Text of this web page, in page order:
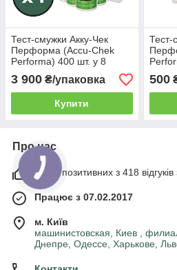
Тест-смужки Акку-Чек
Перформа (Accu-Chek
Performa) 400 шт. у 8
пакованні
3 900 ₴/упаковка
Купити
Тест-
500
Про нас
100% позитивних з 418 відгуків
Працює з 07.02.2017
м. Київ
машинистовская, Киев ,
Днепре, Одессе, Харькове,